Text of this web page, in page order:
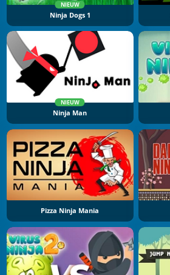
NIEUW
Ninja Dogs 1
NIEUW
Ninja Man
Pizza Ninja Mania